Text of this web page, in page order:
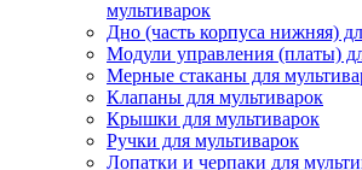
мультиварок
Дно (часть корпуса нижняя)
Модули управления (платы)
Мерные стаканы для
Клапаны для мультиварок
Крышки для мультиварок
Ручки для мультиварок
Лопатки и черпаки для